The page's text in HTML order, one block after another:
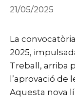
21/05/2025
La
2025,
Treball, arriba
l’aprovació de
Aquesta nova